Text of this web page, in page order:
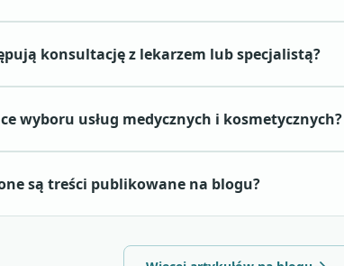
konsultację z lekarzem lub specjalistą?
wyboru usług medycznych i kosmetycznych?
są treści publikowane na blogu?